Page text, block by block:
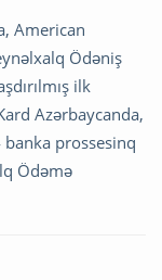
American
Ödəniş
ilk
Azərbaycanda,
prossesinq
Ödəmə